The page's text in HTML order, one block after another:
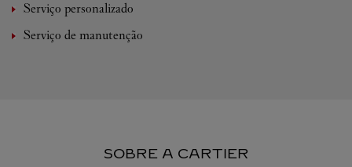
Serviço personalizado
Serviço de manutenção
SOBRE A CARTIER